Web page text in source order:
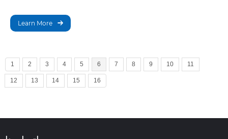
للتعبئة بسلاسة، ويضمن
جودة ثابتة ودقة عالية
يُحسّن عملية التخمير.
Learn More
1 2 3 4 5 6 7 8 9 10 11
12 13 14 15 16